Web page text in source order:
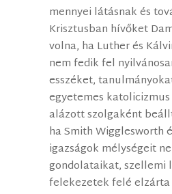
mennyei látásnak és
Krisztusban hívőket
volna, ha Luther és
nem fedik fel
esszéket,
egyetemes
alázott szolgaként
ha Smith Wigglesworth
igazságok mélységeit
gondolataikat, szellemi
felekezetek felé elzárta